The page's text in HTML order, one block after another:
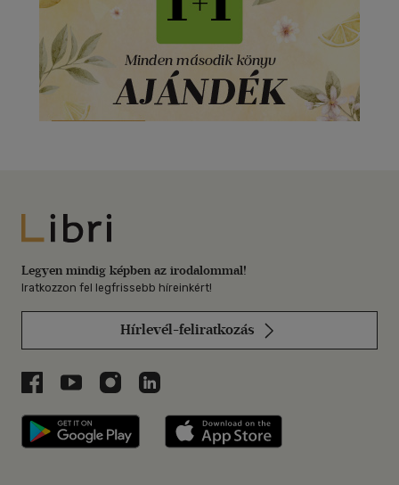
Libri
Legyen mindig képben az irodalommal!
Iratkozzon fel legfrissebb híreinkért!
Hírlevél-feliratkozás
Libri a Facebookon
Libri a Youtube-on
Libri az Instagramon
Libri a LinkedInen
Libri applikáció Szerezd meg: Google